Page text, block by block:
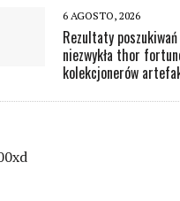
6 AGOSTO, 2026
Rezultaty
niezwykła thor
kolekcjonerów